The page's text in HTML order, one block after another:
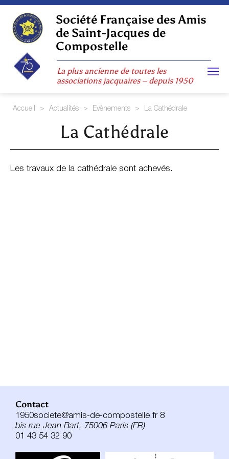
Skip
content
Société Française des Amis
de Saint-Jacques de
Compostelle
La plus ancienne de toutes les
associations jacquaires – depuis 1950
Accueil > Actualités > Evènements > La Cathédrale
La Cathédrale
Les travaux de la cathédrale sont achevés.
Contact
1950societe@amis-de-compostelle.fr 8
bis rue Jean Bart, 75006 Paris (FR)
01 43 54 32 90